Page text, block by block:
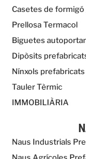
Casetes de
Prellosa Termacol
Biguetes
Dipòsits
Nínxols prefabricats
Tauler Tèrmic
IMMOBILIÀRIA
Naus Industrials